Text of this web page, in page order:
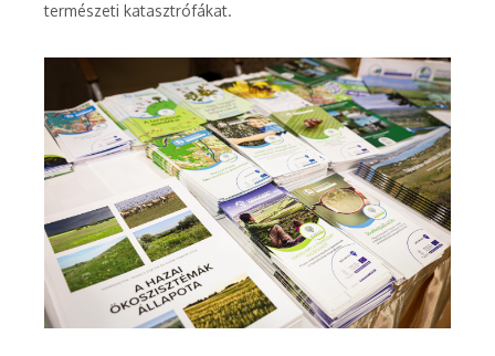
természeti katasztrófákat.